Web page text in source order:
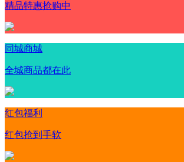
精品特惠抢购中
同城商城
全城商品都在此
红包福利
红包抢到手软